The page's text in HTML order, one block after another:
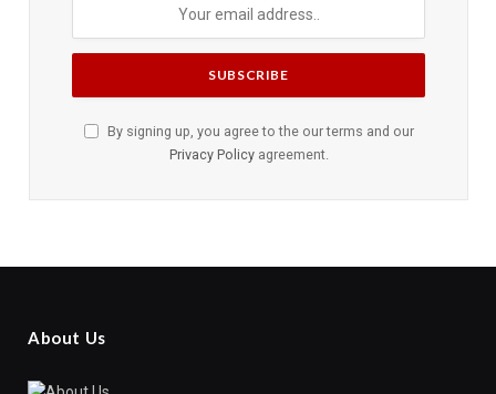
By signing up, you agree to the our terms and our
Privacy Policyagreement.
About Us